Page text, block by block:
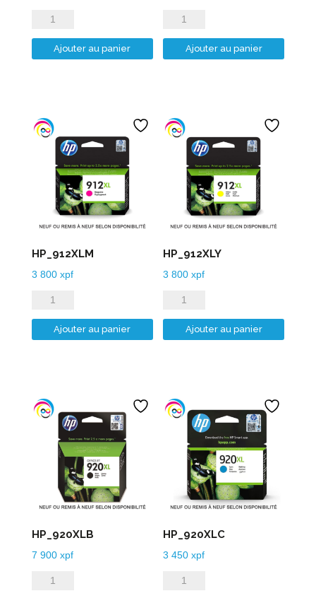
quantité
de
HP_912XLB
Ajouter au panier
quantité
de
HP_912XLC
Ajouter au panier
HP_912XLM
3 800 xpf
quantité
de
HP_912XLM
Ajouter au panier
HP_912XLY
3 800xpf
quantité
de
HP_912XLY
Ajouter au panier
HP_920XLB
7 900 xpf
quantité
HP_920XLC
3 450xpf
quantité